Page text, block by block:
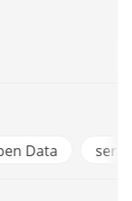
servizi digitali